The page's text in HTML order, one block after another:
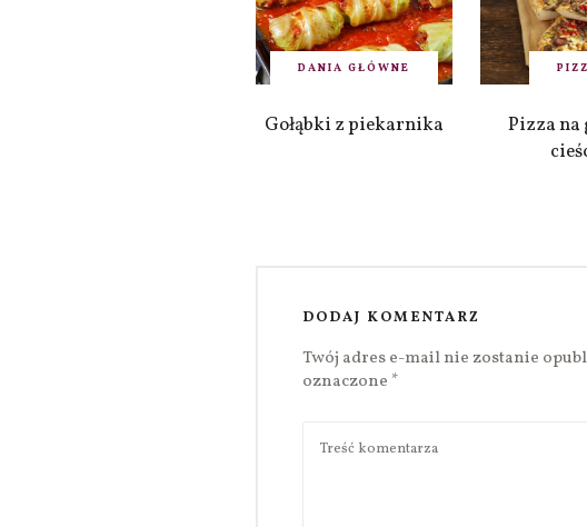
DANIA GŁÓWNE
Gołąbki z piekarnika
Pizza na
DODAJ KOMENTARZ
Twój adres e-mail nie zostanie
oznaczone *